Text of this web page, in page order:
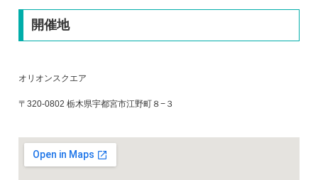
開催地
オリオンスクエア
〒320-0802 栃木県宇都宮市江野町８−３